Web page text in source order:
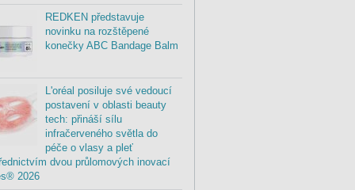
REDKEN představuje
novinku na rozštěpené
konečky ABC Bandage Balm
L'oréal posiluje své vedoucí
postavení v oblasti beauty
tech: přináší sílu
infračerveného světla do
péče o vlasy a pleť
dvou průlomových inovací
2026